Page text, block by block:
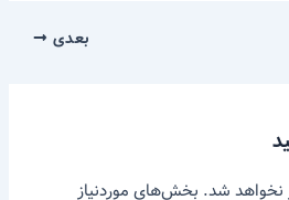
بعدی
نخواهد شد. بخش‌های موردنیاز